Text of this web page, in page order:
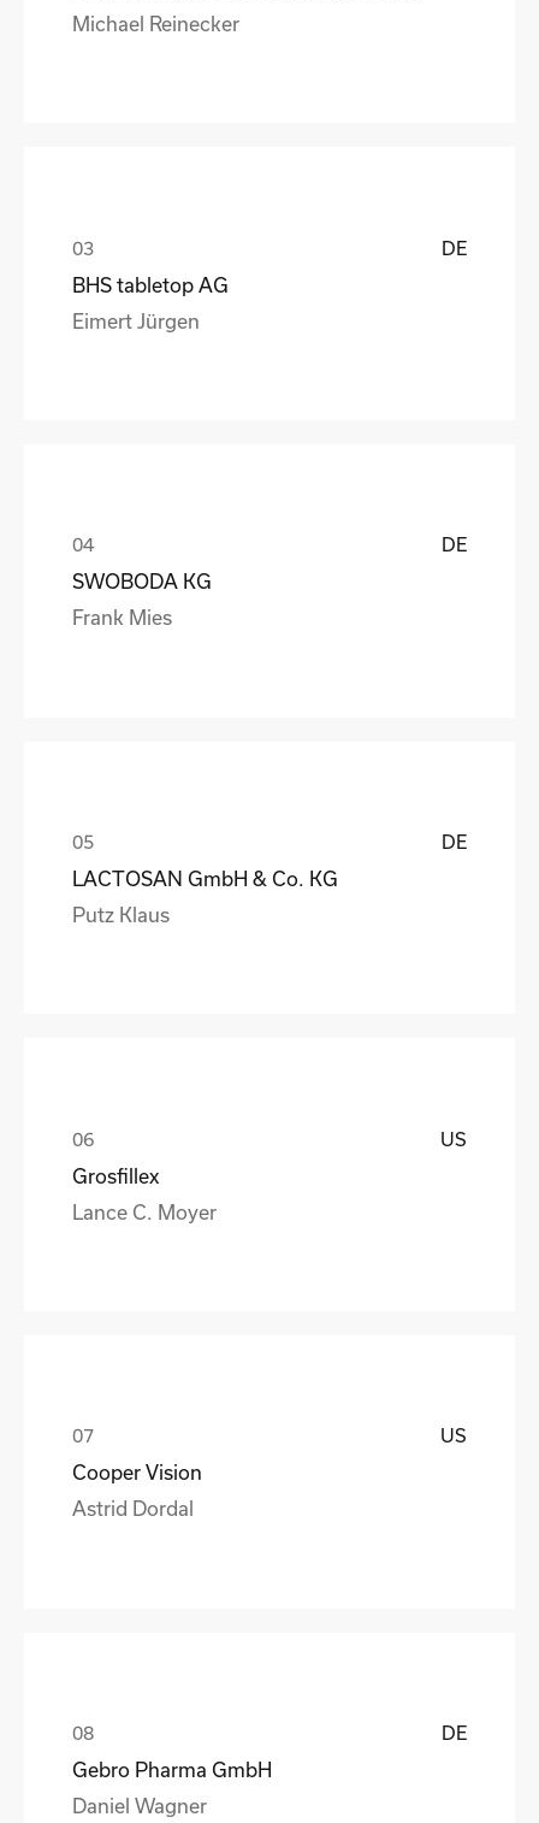
Michael Reinecker
DE
BHS tabletop AG
Eimert Jürgen
DE
SWOBODA KG
Frank Mies
DE
LACTOSAN GmbH & Co. KG
Putz Klaus
US
Grosfillex
Lance C. Moyer
US
Cooper Vision
Astrid Dordal
DE
Gebro Pharma GmbH
Daniel Wagner